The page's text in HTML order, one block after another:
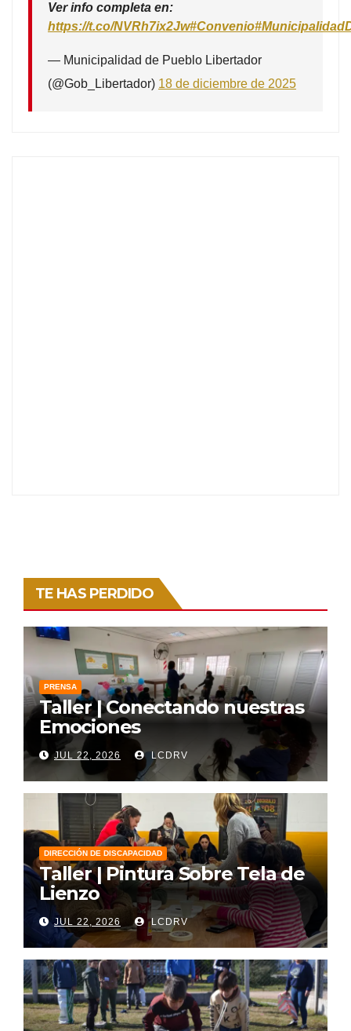
Ver info completa en:
https://t.co/NVRh7ix2Jw#Convenio
— Municipalidad de Pueblo Libertador
(@Gob_Libertador) 18 de diciembre de 2025
TE HAS PERDIDO
PRENSA
Taller | Conectando nuestras
Emociones
JUL 22, 2026 LCDRV
DIRECCIÓN DE DISCAPACIDAD
Taller | Pintura Sobre Tela de
Lienzo
JUL 22, 2026 LCDRV